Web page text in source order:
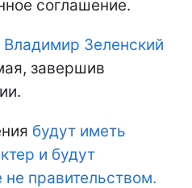
соглашение.
Владимир Зеленский
завершив
будут иметь
и будут
правительством.